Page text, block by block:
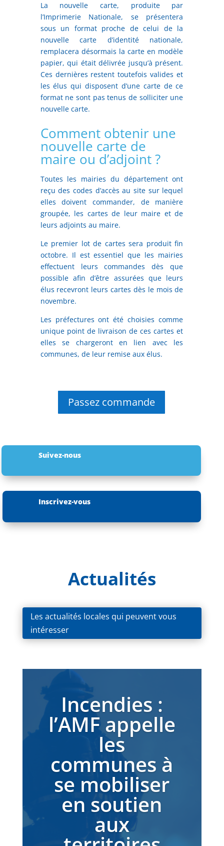
La nouvelle carte, produite par
l’Imprimerie Nationale, se présentera
sous un format proche de celui de la
nouvelle carte d’identité nationale,
remplacera désormais la carte en modèle
papier, qui était délivrée jusqu’à présent.
Ces dernières restent toutefois valides et
les élus qui disposent d’une carte de ce
format ne sont pas tenus de solliciter une
nouvelle carte.
Comment obtenir une
nouvelle carte de
maire ou d’adjoint ?
Toutes les mairies du département ont
reçu des codes d’accès au site sur lequel
elles doivent commander, de manière
groupée, les cartes de leur maire et de
leurs adjoints au maire.
Le premier lot de cartes sera produit fin
octobre. Il est essentiel que les mairies
effectuent leurs commandes dès que
possible afin d’être assurées que leurs
élus recevront leurs cartes dès le mois de
novembre.
Les préfectures ont été choisies comme
unique point de livraison de ces cartes et
elles se chargeront en lien avec les
communes, de leur remise aux élus.
Passez commande
Suivez-nous
Inscrivez-vous
Actualités
Les actualités locales qui peuvent vous
intéresser
Incendies :
l’AMF appelle
les
communes à
se mobiliser
en soutien
aux